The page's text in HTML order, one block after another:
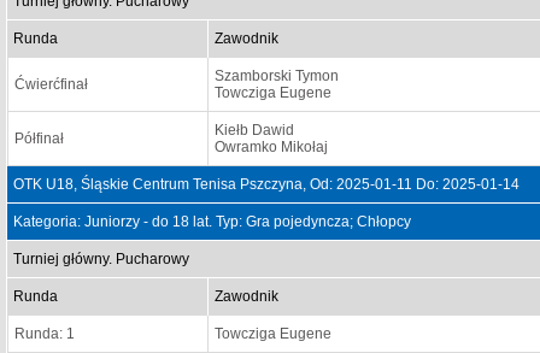
Runda Zawodnik
Ćwierćfinał
Szamborski Tymon
Towcziga Eugene
Półfinał
Kiełb Dawid
Owramko Mikołaj
OTK U18, Śląskie Centrum Tenisa Pszczyna, Od: 2025-01-11 Do: 2025-01-14
Kategoria: Juniorzy - do 18 lat. Typ: Gra pojedyncza; Chłopcy
Turniej główny. Pucharowy
Runda Zawodnik
Runda: 1 Towcziga Eugene